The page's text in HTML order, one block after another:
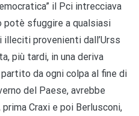
il Pci intrecciava
potè sfuggire a qualsiasi
illeciti provenienti dall’Urss
più tardi, in una deriva
da ogni colpa al fine di
del Paese, avrebbe
Craxi e poi Berlusconi,